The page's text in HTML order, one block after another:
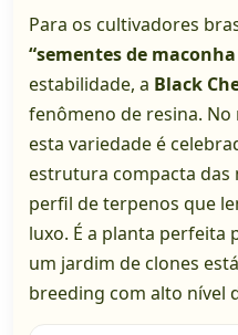
Para os cultivadores
“sementes de
estabilidade, a Black
fenômeno de resina. No
esta variedade é
estrutura compacta das
perfil de terpenos que
luxo. É a planta perfeita
um jardim de clones
breeding com alto nível